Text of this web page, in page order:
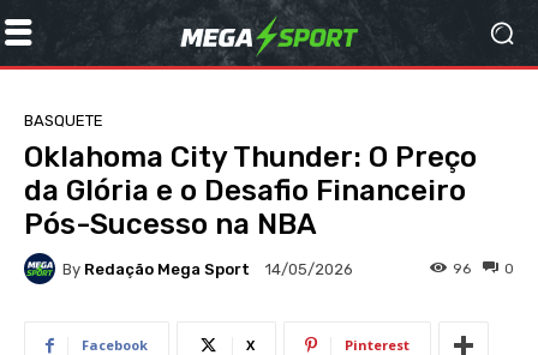
BASQUETE
Oklahoma City Thunder: O Preço
da Glória e o Desafio Financeiro
Pós-Sucesso na NBA
By Redação Mega Sport 14/05/2026 0
96
Facebook X Pinterest